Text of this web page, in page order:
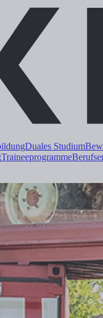
Duales Studium
Traineeprogramme